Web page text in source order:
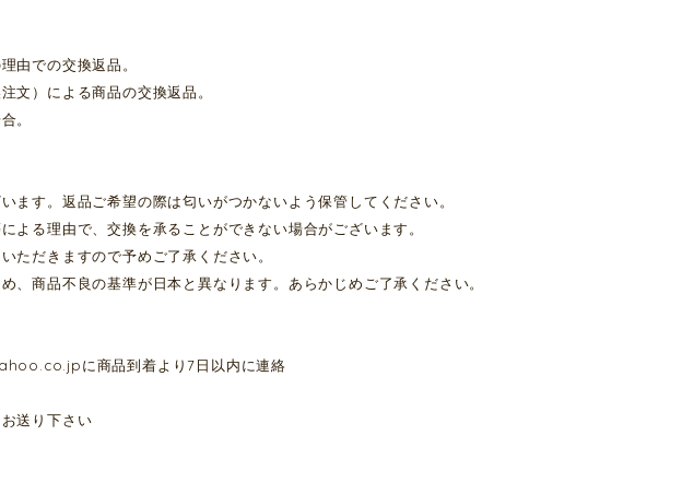
由での交換返品。
文）による商品の交換返品。
。
す。返品ご希望の際は匂いがつかないよう保管してください。
る理由で、交換を承ることができない場合がございます。
ただきますので予めご了承ください。
商品不良の基準が日本と異なります。あらかじめご了承ください。
に商品到着より7日以内に連絡
送り下さい